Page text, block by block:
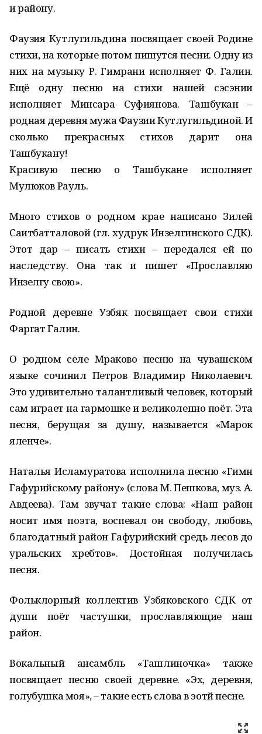
и району.
Фаузия Кутлугильдина посвящает своей Родине
стихи, на которые потом пишутся песни. Одну из
них на музыку Р. Гимрани исполняет Ф. Галин.
Ещё одну песню на стихи нашей сэсэнии
исполняет Минсара Суфиянова. Ташбукан –
родная деревня мужа Фаузии Кутлугильдиной. И
сколько прекрасных стихов дарит она
Ташбукану!
Красивую песню о Ташбукане исполняет
Мулюков Рауль.
Много стихов о родном крае написано Зилей
Саитбатталовой (гл. худрук Инзелгинского СДК).
Этот дар – писать стихи – передался ей по
наследству. Она так и пишет «Прославляю
Инзелгу свою».
Родной деревне Узбяк посвящает свои стихи
Фаргат Галин.
О родном селе Мраково песню на чувашском
языке сочинил Петров Владимир Николаевич.
Это удивительно талантливый человек, который
сам играет на гармошке и великолепно поёт. Эта
песня, берущая за душу, называется «Марок
яленче».
Наталья Исламуратова исполнила песню «Гимн
Гафурийскому району» (слова М. Пешкова, муз. А.
Авдеева). Там звучат такие слова: «Наш район
носит имя поэта, воспевал он свободу, любовь,
благодатный район Гафурийский средь лесов до
уральских хребтов». Достойная получилась
песня.
Фольклорный коллектив Узбяковского СДК от
души поёт частушки, прославляющие наш
район.
Вокальный ансамбль «Ташлиночка» также
посвящает песню своей деревне. «Эх, деревня,
голубушка моя», – такие есть слова в эотй песне.